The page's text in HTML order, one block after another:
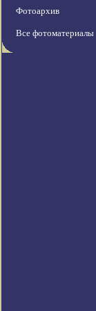
Фотоархив
Все фотоматериалы